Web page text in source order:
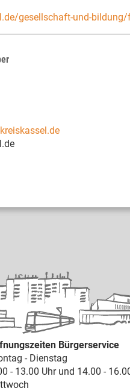
gesellschaft-und-
Bürgerservice
- Dienstag
- 13.00 Uhr und 14.00 -